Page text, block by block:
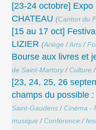
[23-24 octobre]
CHATEAU (Canton du
[15 au 17 oct]
LIZIER (Ariège /Arts /
Bourse aux livres et
de Saint-Martory/ Culture /
[23, 24, 25, 26
champs du possible
Saint-Gaudens / Cinéma -
musique / Conférence /